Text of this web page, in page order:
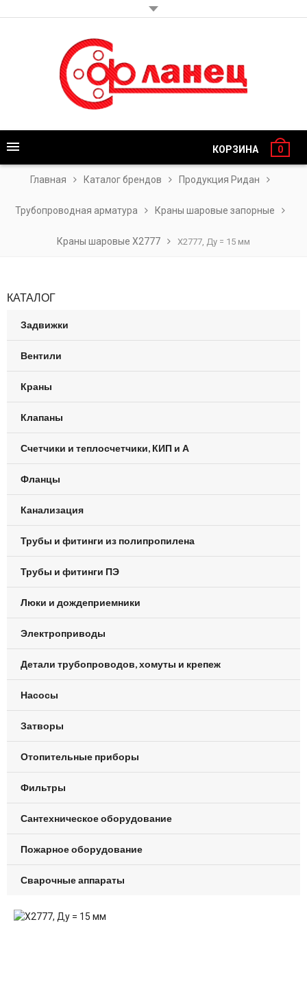
КОРЗИНА 0
Главная Каталог брендов Продукция Ридан
Трубопроводная арматура Краны шаровые запорные
Краны шаровые Х2777 Х2777, Ду = 15 мм
КАТАЛОГ
Задвижки
Вентили
Краны
Клапаны
Счетчики и теплосчетчики, КИП и А
Фланцы
Канализация
Трубы и фитинги из полипропилена
Трубы и фитинги ПЭ
Люки и дождеприемники
Электроприводы
Детали трубопроводов, хомуты и крепеж
Насосы
Затворы
Отопительные приборы
Фильтры
Сантехническое оборудование
Пожарное оборудование
Сварочные аппараты